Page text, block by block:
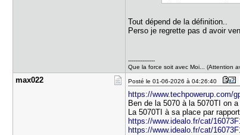
Tout dépend de la définition..
Perso je regrette pas d avoir
---------------
Que la force soit avec Moi... (Attention
max022 Posté le 01-06-2026 à 04:26:40
https://www.techpowerup.com/
Ben de la 5070 à la 5070TI on
La 5070TI à sa place par
https://www.idealo.fr/cat/
https://www.idealo.fr/cat/